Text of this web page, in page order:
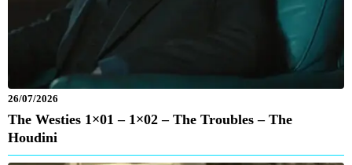
26/07/2026
The Westies 1×01 – 1×02 – The Troubles – The
Houdini